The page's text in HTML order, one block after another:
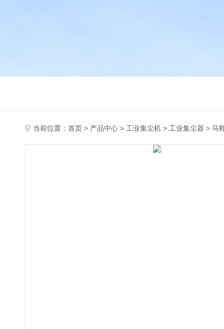
当前位置： 首页 > 产品中心 > 工业集尘机 > 工业集尘器 > 马